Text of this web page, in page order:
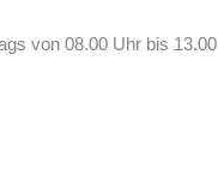
von 08.00 Uhr bis 13.00